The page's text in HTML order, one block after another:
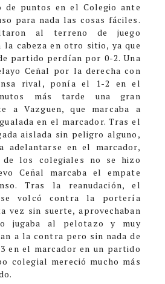
de puntos en el Colegio ante
para nada las cosas fáciles.
al terreno de juego
la cabeza en otro sitio, ya que
partido perdían por 0-2. Una
Ceñal por la derecha con
rival, ponía el 1-2 en el
más tarde una gran
a Vazguen, que marcaba a
en el marcador. Tras el
aislada sin peligro alguno,
adelantarse en el marcador,
los colegiales no se hizo
Ceñal marcaba el empate
Tras la reanudación, el
volcó contra la portería
vez sin suerte, aprovechaban
jugaba al pelotazo y muy
a la contra pero sin nada de
en el marcador en un partido
colegial mereció mucho más